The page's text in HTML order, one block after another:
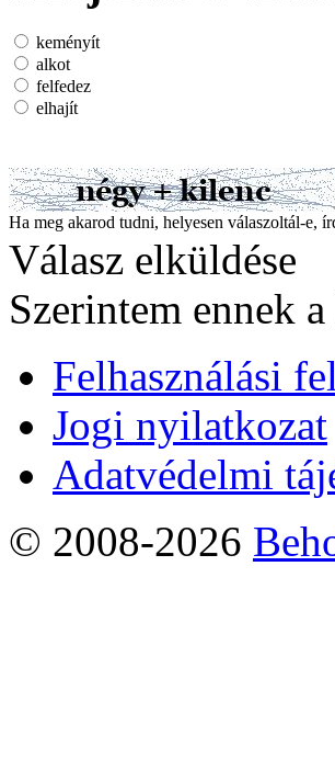
keményít
alkot
felfedez
elhajít
Ha meg akarod tudni, helyesen válaszoltál-e,
Válasz elküldése
Szerintem ennek
Felhasználási
Jogi nyilatkozat
Adatvédelmi
© 2008-2026